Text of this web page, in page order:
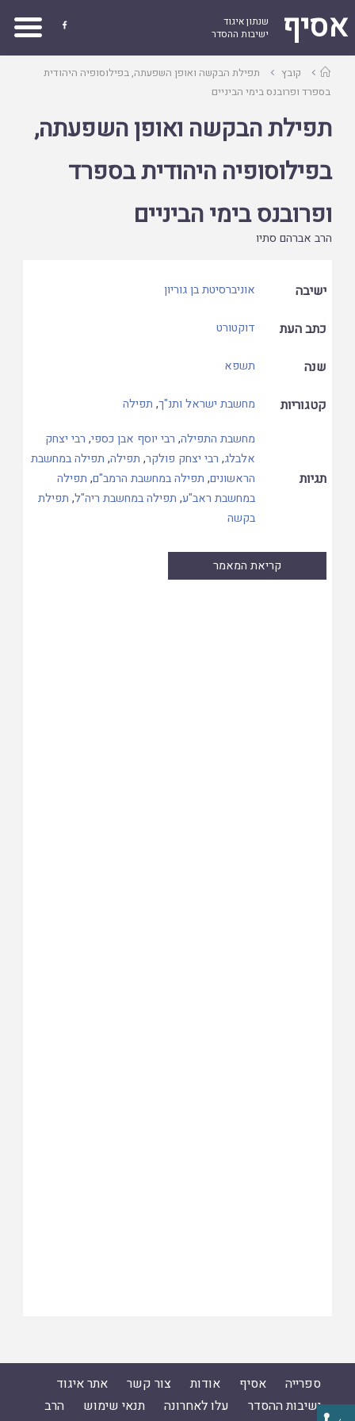
אסיף
שנתון איגוד
ישיבות ההסדר

עמוד
ראשי
קובץ
תפילת הבקשה ואופן השפעתה, בפילוסופיה היהודית
בספרד ופרובנס בימי הביניים
תפילת הבקשה ואופן השפעתה,
בפילוסופיה היהודית בספרד
ופרובנס בימי הביניים
הרב אברהם סתיו
ישיבה אוניברסיטת בן גוריון
כתב העת דוקטורט
שנה תשפא
קטגוריות מחשבת ישראל ותנ"ך, תפילה
תגיות
מחשבת התפילה, רבי יוסף אבן כספי, רבי יצחק
אלבלג, רבי יצחק פולקר, תפילה, תפילה במחשבת
הראשונים, תפילה במחשבת הרמב"ם, תפילה
במחשבת ראב"ע, תפילה במחשבת ריה"ל, תפילת
בקשה
קריאת המאמר
ספרייה אסיף אודות צור קשר
אתר איגוד
ישיבות ההסדר
עלו לאחרונה תנאי שימוש
הרב